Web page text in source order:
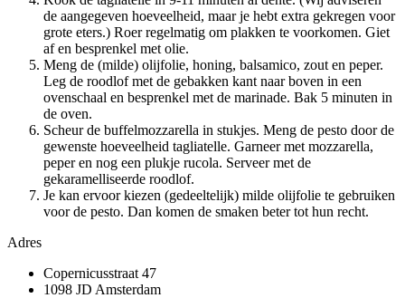
de aangegeven hoeveelheid, maar je hebt extra gekregen voor
grote eters.) Roer regelmatig om plakken te voorkomen. Giet
af en besprenkel met olie.
Meng de (milde) olijfolie, honing, balsamico, zout en peper.
Leg de roodlof met de gebakken kant naar boven in een
ovenschaal en besprenkel met de marinade. Bak 5 minuten in
de oven.
Scheur de buffelmozzarella in stukjes. Meng de pesto door de
gewenste hoeveelheid tagliatelle. Garneer met mozzarella,
peper en nog een plukje rucola. Serveer met de
gekaramelliseerde roodlof.
Je kan ervoor kiezen (gedeeltelijk) milde olijfolie te gebruiken
voor de pesto. Dan komen de smaken beter tot hun recht.
Adres
Copernicusstraat 47
1098 JD Amsterdam